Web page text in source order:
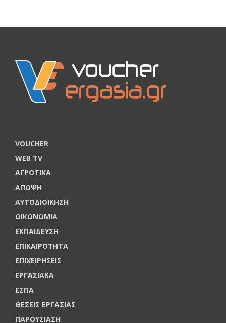
VOUCHER
WEB TV
ΑΓΡΟΤΙΚΑ
ΑΠΟΨΗ
ΑΥΤΟΔΙΟΙΚΗΣΗ
ΟΙΚΟΝΟΜΙΑ
ΕΚΠΑΙΔΕΥΣΗ
ΕΠΙΚΑΙΡΟΤΗΤΑ
ΕΠΙΧΕΙΡΗΣΕΙΣ
ΕΡΓΑΣΙΑΚΑ
ΕΣΠΑ
ΘΕΣΕΙΣ ΕΡΓΑΣΙΑΣ
ΠΑΡΟΥΣΙΑΣΗ